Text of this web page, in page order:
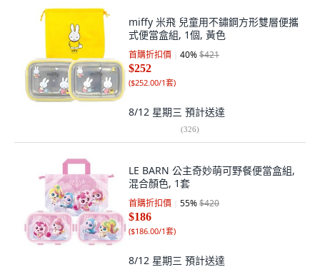
miffy 米飛 兒童用不鏽鋼方形雙層便攜
式便當盒組, 1個, 黃色
首購折扣價 40%$421
$252
($252.00/1套)
8/12 星期三 預計送達
(326)
LE BARN 公主奇妙萌可野餐便當盒組,
混合顏色, 1套
首購折扣價 55%$420
$186
($186.00/1套)
8/12 星期三 預計送達